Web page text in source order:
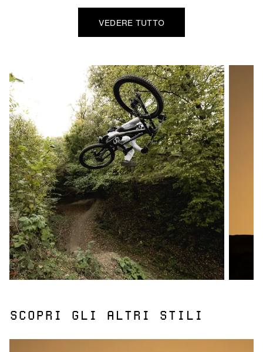
VEDERE TUTTO
SCOPRI GLI ALTRI STILI